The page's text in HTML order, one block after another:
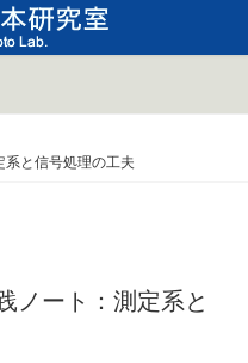
と信号処理の工夫